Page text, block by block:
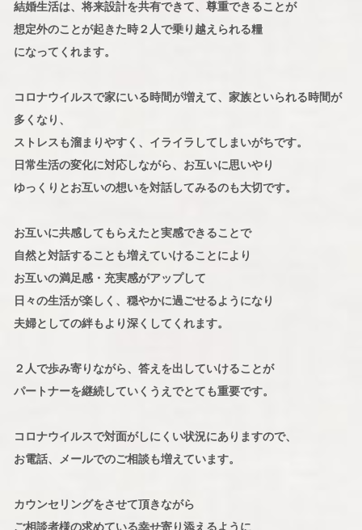
結婚生活は、将来設計を共有できて、尊重できることが
想定外のことが起きた時２人で乗り越えられる糧
になってくれます。
コロナウイルスで家にいる時間が増えて、家族といられる時間が
多くなり、
ストレスも溜まりやすく、イライラしてしまいがちです。
日常生活の変化に対応しながら、お互いに思いやり
ゆっくりとお互いの想いを対話してみるのも大切です。
お互いに共感してもらえたと実感できることで
自然と対話することも増えていけることにより
お互いの満足感・充実感がアップして
日々の生活が楽しく、穏やかに過ごせるようになり
夫婦としての絆もより深くしてくれます。
２人で歩み寄りながら、答えを出していけることが
パートナーを継続していくうえでとても重要です。
コロナウイルスで対面がしにくい状況にありますので、
お電話、メールでのご相談も増えています。
カウンセリングをさせて頂きながら
ご相談者様の求めている幸せ寄り添えるように